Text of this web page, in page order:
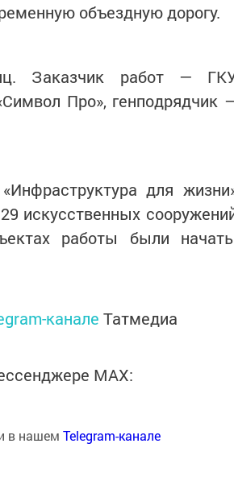
объездную дорогу.
Заказчик работ —
Про», генподрядчик
для
искусственных
работы были
канале Татмедиа
MАХ:
в нашем Telegram-канале